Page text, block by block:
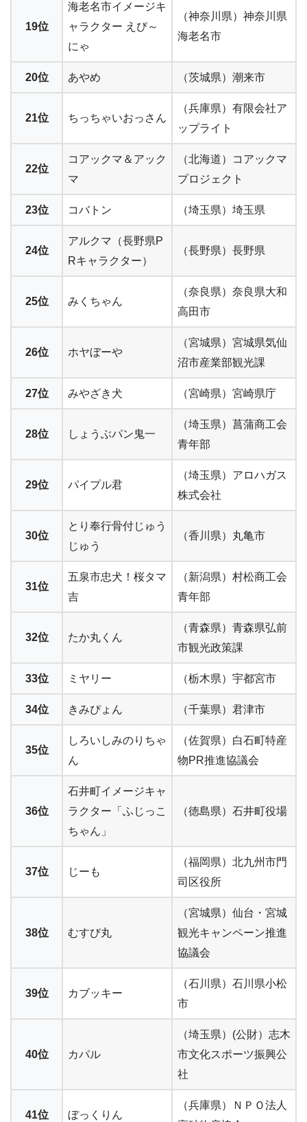
19位
海老名市イメージキ
ャラクター えび～
にゃ
（神奈川県）神奈川県
海老名市
20位 あやめ （茨城県）潮来市
21位 ちっちゃいおっさん
（兵庫県）有限会社ア
ップライト
22位
コアックマ＆アック
マ
（北海道）コアックマ
プロジェクト
23位 コバトン （埼玉県）埼玉県
24位
アルクマ（長野県P
Rキャラクター）
（長野県）長野県
25位 みくちゃん
（奈良県）奈良県大和
高田市
26位 ホヤぼーや
（宮城県）宮城県気仙
沼市産業部観光課
27位 みやざき犬 （宮崎県）宮崎県庁
28位 しょうぶパン鬼一
（埼玉県）菖蒲商工会
青年部
29位 パイプル君
（埼玉県）アロハガス
株式会社
30位
とり奉行骨付じゅう
じゅう
（香川県）丸亀市
31位
五泉市忠犬！桜タマ
吉
（新潟県）村松商工会
青年部
32位 たか丸くん
（青森県）青森県弘前
市観光政策課
33位 ミヤリー （栃木県）宇都宮市
34位 きみぴょん （千葉県）君津市
35位
しろいしみのりちゃ
ん
（佐賀県）白石町特産
物PR推進協議会
36位
石井町イメージキャ
ラクター「ふじっこ
ちゃん」
（徳島県）石井町役場
37位 じーも
（福岡県）北九州市門
司区役所
38位 むすび丸
（宮城県）仙台・宮城
観光キャンペーン推進
協議会
39位 カブッキー
（石川県）石川県小松
市
40位 カパル
（埼玉県）(公財）志木
市文化スポーツ振興公
社
41位 ぼっくりん
（兵庫県）ＮＰＯ法人